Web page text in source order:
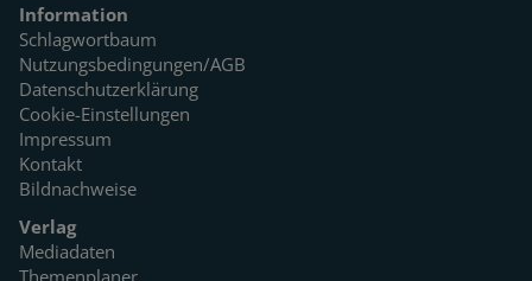
Information
Schlagwortbaum
Nutzungsbedingungen/AGB
Datenschutzerklärung
Cookie-Einstellungen
Impressum
Kontakt
Bildnachweise
Verlag
Mediadaten
Themenplaner